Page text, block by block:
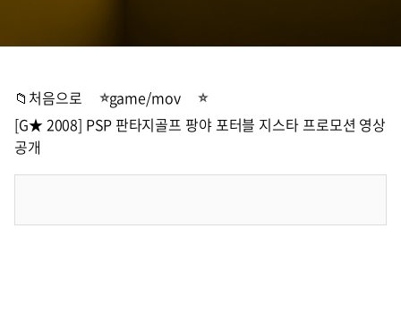
📁처음으로
game/mov
[G★ 2008] PSP 판타지골프 팡야 포터블 지스타 프로모션 영상
공개